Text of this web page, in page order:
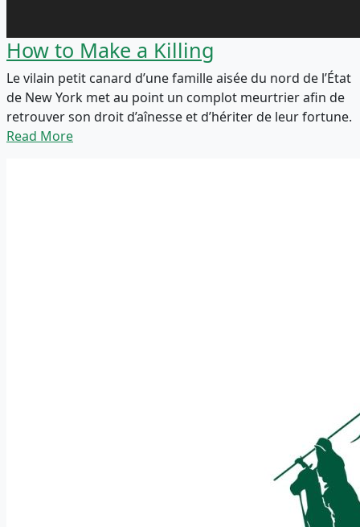
How to Make a Killing
Le vilain petit canard d’une famille aisée du nord de l’État
de New York met au point un complot meurtrier afin de
retrouver son droit d’aînesse et d’hériter de leur fortune.
Read More